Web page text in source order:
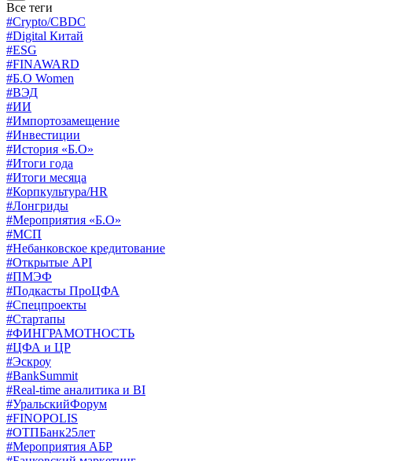
Все теги
#Crypto/CBDC
#Digital Китай
#ESG
#FINAWARD
#Б.О Women
#ВЭД
#ИИ
#Импортозамещение
#Инвестиции
#История «Б.О»
#Итоги года
#Итоги месяца
#Корпкультура/HR
#Лонгриды
#Мероприятия «Б.О»
#МСП
#Небанковское кредитование
#Открытые API
#ПМЭФ
#Подкасты ПроЦФА
#Спецпроекты
#Стартапы
#ФИНГРАМОТНОСТЬ
#ЦФА и ЦР
#Эскроу
#BankSummit
#Real-time аналитика и BI
#УральскийФорум
#FINOPOLIS
#ОТПБанк25лет
#Мероприятия АБР